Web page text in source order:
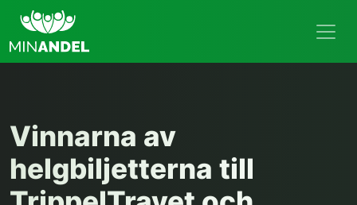
Vinnarna av
helgbiljetterna till